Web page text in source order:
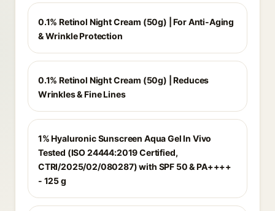
0.1% Retinol Night Cream (50g) | For Anti-Aging
& Wrinkle Protection
0.1% Retinol Night Cream (50g) | Reduces
Wrinkles & Fine Lines
1% Hyaluronic Sunscreen Aqua Gel In Vivo
Tested (ISO 24444:2019 Certified,
CTRI/2025/02/080287) with SPF 50 & PA++++
- 125 g